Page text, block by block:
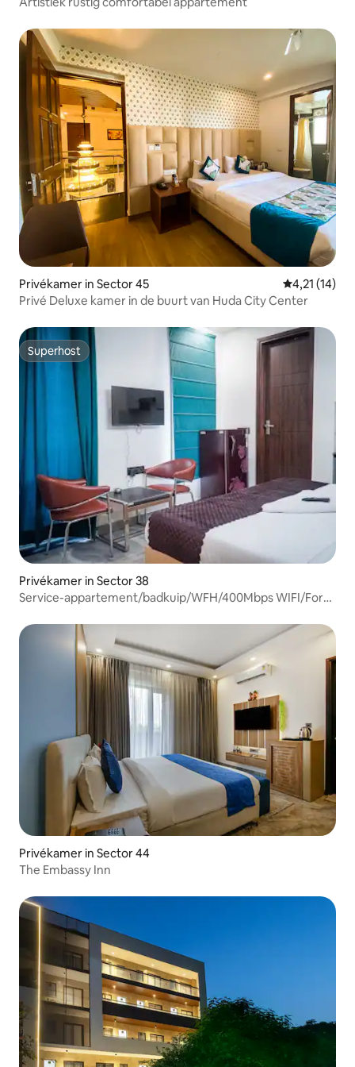
Privékamer in Sector 45 Gemiddelde
4,21 (14)
Privé Deluxe kamer in de buurt van Huda City Center
Superhost
Superhost
Privékamer in Sector 38
Service-appartement/badkuip/WFH/400Mbps WIFI/Fortis
Privékamer in Sector 44
The Embassy Inn